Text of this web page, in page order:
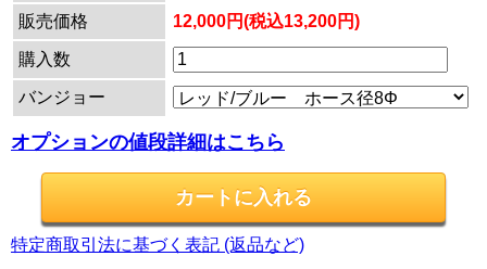
販売価格
12,000円(税込13,200円)
購入数
バンジョー
オプションの値段詳細はこちら
特定商取引法に基づく表記 (返品など)